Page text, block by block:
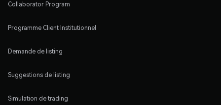
Collaborator Program
Programme Client Institutionnel
Demande de listing
Suggestions de listing
Simulation de trading